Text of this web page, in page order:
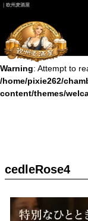
/home/pixie262/
content/themes/
Warning: Attempt to
/home/pixie262/
content/themes/
｜欧州麦酒屋
cedleRose4